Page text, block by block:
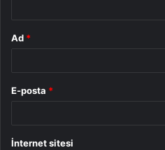
Ad *
E-posta *
İnternet sitesi